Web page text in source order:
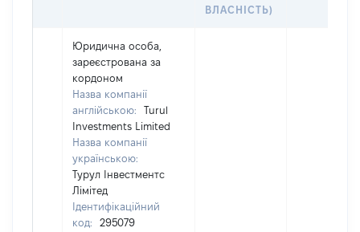
ВЛАСНІСТЬ)
Юридична особа,
зареєстрована за
кордоном
Назва компанії
англійською:
Turul
Investments Limited
Назва компанії
українською:
Турул Інвестментс
Лімітед
Ідентифікаційний
код:
295079